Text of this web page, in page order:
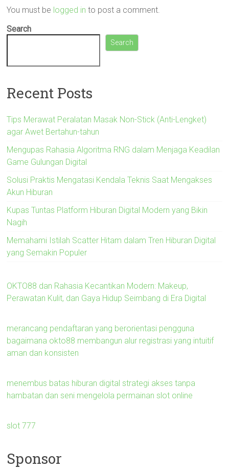
You must be logged in to post a comment.
Search
Search
Recent Posts
Tips Merawat Peralatan Masak Non-Stick (Anti-Lengket)
agar Awet Bertahun-tahun
Mengupas Rahasia Algoritma RNG dalam Menjaga Keadilan
Game Gulungan Digital
Solusi Praktis Mengatasi Kendala Teknis Saat Mengakses
Akun Hiburan
Kupas Tuntas Platform Hiburan Digital Modern yang Bikin
Nagih
Memahami Istilah Scatter Hitam dalam Tren Hiburan Digital
yang Semakin Populer
OKTO88 dan Rahasia Kecantikan Modern: Makeup,
Perawatan Kulit, dan Gaya Hidup Seimbang di Era Digital
merancang pendaftaran yang berorientasi pengguna
bagaimana okto88 membangun alur registrasi yang intuitif
aman dan konsisten
menembus batas hiburan digital strategi akses tanpa
hambatan dan seni mengelola permainan slot online
slot 777
Sponsor